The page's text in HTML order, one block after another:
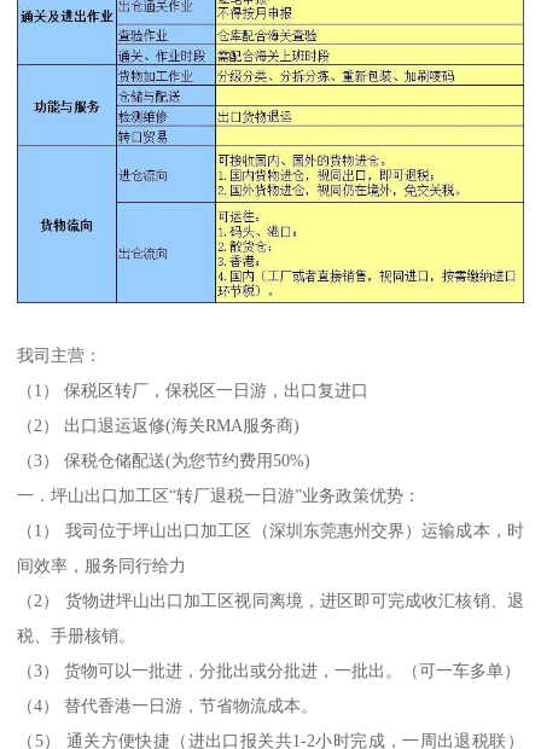
我司主营：
（1） 保税区转厂，保税区一日游，出口复进口
（2） 出口退运返修(海关RMA服务商)
（3） 保税仓储配送(为您节约费用50%)
一．坪山出口加工区“转厂退税一日游”业务政策优势：
（1） 我司位于坪山出口加工区（深圳东莞惠州交界）运输成本，时
间效率，服务同行给力
（2） 货物进坪山出口加工区视同离境，进区即可完成收汇核销、退
税、手册核销。
（3） 货物可以一批进，分批出或分批进，一批出。（可一车多单）
（4） 替代香港一日游，节省物流成本。
（5） 通关方便快捷（进出口报关共1-2小时完成，一周出退税联）